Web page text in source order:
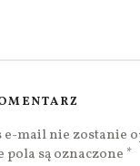
e-mail nie zostanie
pola są oznaczone *